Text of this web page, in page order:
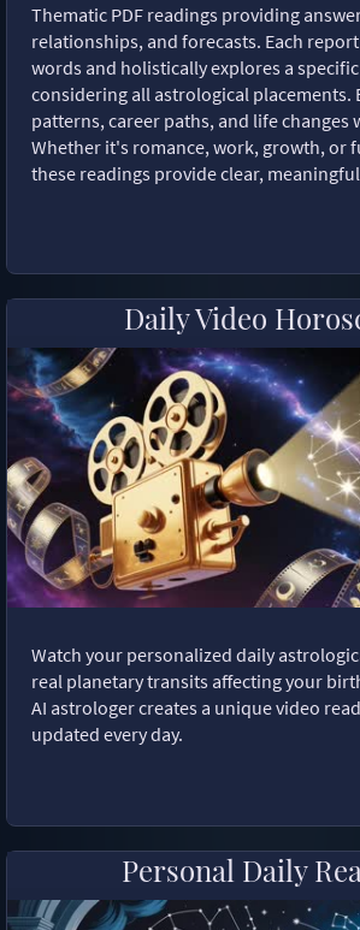
Thematic PDF readings providing
relationships, and forecasts. Each
words and holistically explores a
considering all astrological placements.
patterns, career paths, and life changes
Whether it's romance, work, growth, or
these readings provide clear,
Daily Video
Watch your personalized daily
real planetary transits affecting your
AI astrologer creates a unique video
updated every day.
Personal Daily